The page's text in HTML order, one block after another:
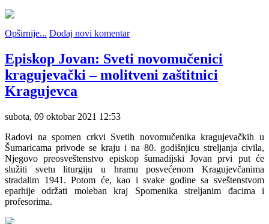
Opširnije... Dodaj novi komentar
Episkop Jovan: Sveti novomučenici
kragujevački – molitveni zaštitnici
Kragujevca
subota, 09 oktobar 2021 12:53
Radovi na spomen crkvi Svetih novomučenika kragujevačkih u
Šumaricama privode se kraju i na 80. godišnjicu streljanja civila,
Njegovo preosveštenstvo episkop šumadijski Jovan prvi put će
služiti svetu liturgiju u hramu posvećenom Kragujevčanima
stradalim 1941. Potom će, kao i svake godine sa sveštenstvom
eparhije održati moleban kraj Spomenika streljanim đacima i
profesorima.